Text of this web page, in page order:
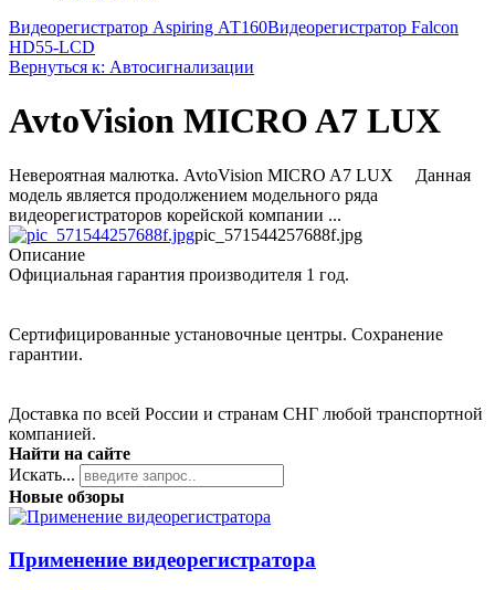
Видеорегистратор Aspiring АТ160Видеорегистратор Falcon
HD55-LCD
Вернуться к: Автосигнализации
AvtoVision MICRO A7 LUX
Невероятная малютка. AvtoVision MICRO A7 LUX Данная
модель является продолжением модельного ряда
видеорегистраторов корейской компании ...
pic_571544257688f.jpg
Описание
Официальная гарантия производителя 1 год.
Сертифицированные установочные центры. Сохранение
гарантии.
Доставка по всей России и странам СНГ любой транспортной
компанией.
Найти на сайте
Искать...
Новые обзоры
Применение видеорегистратора